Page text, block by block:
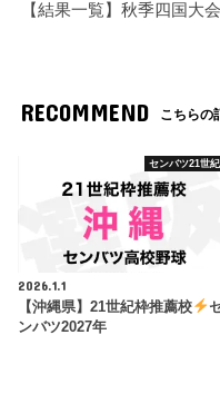
【結果一覧】秋季四国大
RECOMMEND こちらの
センバツ21世
2026.1.1
【沖縄県】21世紀枠推薦校
ンバツ2027年